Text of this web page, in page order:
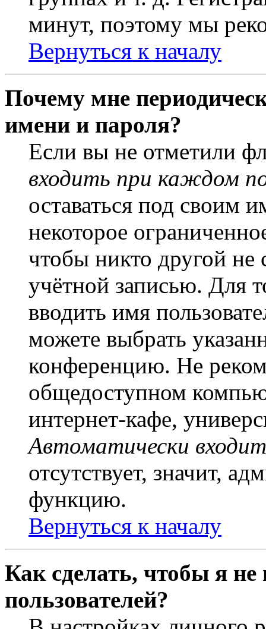
минут, поэтому мы
Вернуться к началу
Почему мне
имени и пароля?
Если вы не отметили
входить при каждом
оставаться под своим
некоторое
чтобы никто другой не
учётной записью. Для
вводить имя
можете выбрать
конференцию. Не
общедоступном
интернет-кафе,
Автоматически
отсутствует, значит,
функцию.
Вернуться к началу
Как сделать, чтобы я
пользователей?